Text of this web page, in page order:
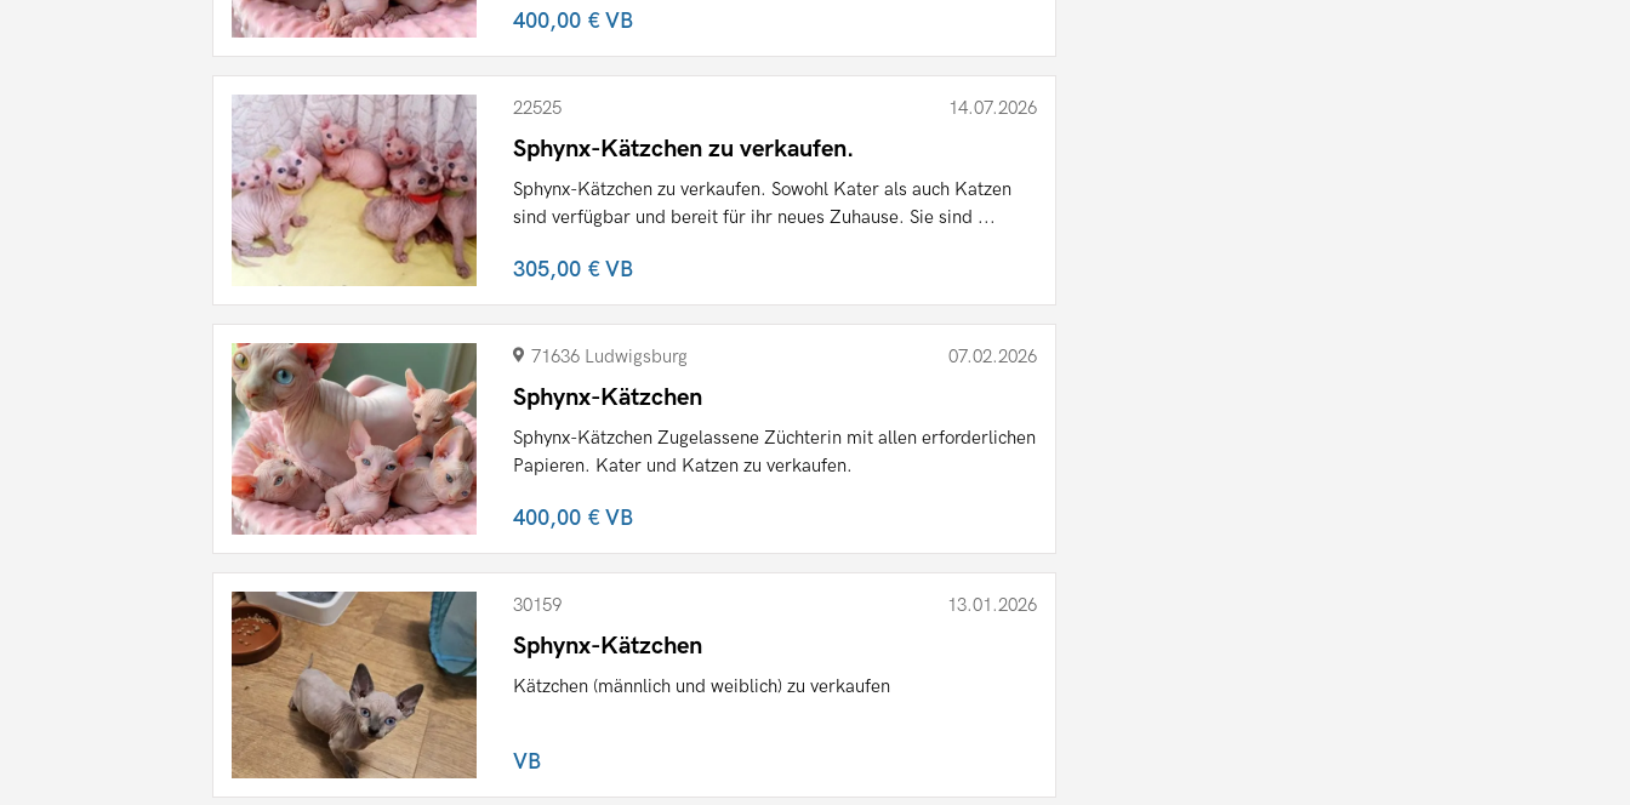
400,00 €VB
22525 14.07.2026
Sphynx-Kätzchen zu verkaufen.
Sphynx-Kätzchen zu verkaufen. Sowohl Kater als auch Katzen
sind verfügbar und bereit für ihr neues Zuhause. Sie sind ...
305,00 €VB
71636 Ludwigsburg 07.02.2026
Sphynx-Kätzchen
Sphynx-Kätzchen Zugelassene Züchterin mit allen erforderlichen
Papieren. Kater und Katzen zu verkaufen.
400,00 €VB
30159 13.01.2026
Sphynx-Kätzchen
Kätzchen (männlich und weiblich) zu verkaufen
VB